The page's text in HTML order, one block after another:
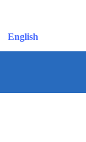
English